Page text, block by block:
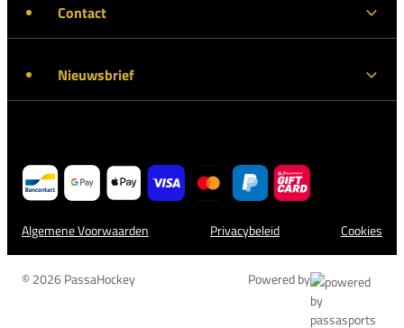
Contact
Nieuwsbrief
Algemene Voorwaarden Privacybeleid Cookies
© 2026 PassaHockey Powered by